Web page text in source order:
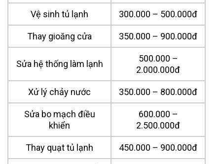
Vệ sinh tủ lạnh 300.000 – 500.000đ
Thay gioăng cửa 350.000 – 900.000đ
Sửa hệ thống làm lạnh
500.000 –
2.000.000đ
Xử lý chảy nước 350.000 – 800.000đ
Sửa bo mạch điều
khiển
600.000 –
2.500.000đ
Thay quạt tủ lạnh 450.000 – 900.000đ